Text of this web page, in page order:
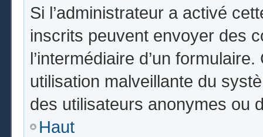
Si l’administrateur a activé
inscrits peuvent envoyer des
l’intermédiaire d’un
utilisation malveillante du
des utilisateurs anonymes ou
Haut